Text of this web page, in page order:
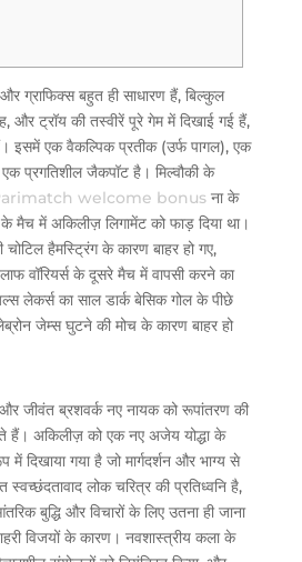
ग्राफिक्स बहुत ही साधारण हैं, बिल्कुल
और ट्रॉय की तस्वीरें पूरे गेम में दिखाई गई हैं,
इसमें एक वैकल्पिक प्रतीक (उर्फ पागल), एक
प्रगतिशील जैकपॉट है। मिल्वौकी के
welcome bonusना के
मैच में अकिलीज़ लिगामेंट को फाड़ दिया था।
हैमस्ट्रिंग के कारण बाहर हो गए,
वॉरियर्स के दूसरे मैच में वापसी करने का
लेकर्स का साल डार्क बेसिक गोल के पीछे
जेम्स घुटने की मोच के कारण बाहर हो
जीवंत ब्रशवर्क नए नायक को रूपांतरण की
हैं। अकिलीज़ को एक नए अजेय योद्धा के
दिखाया गया है जो मार्गदर्शन और भाग्य से
लोक चरित्र की प्रतिध्वनि है,
बुद्धि और विचारों के लिए उतना ही जाना
विजयों के कारण। नवशास्त्रीय कला के